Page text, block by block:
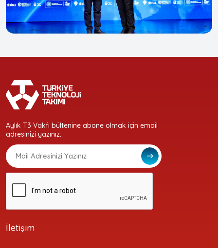
Aylık T3 Vakfı bültenine abone olmak için email
adresinizi yazınız.
İletişim